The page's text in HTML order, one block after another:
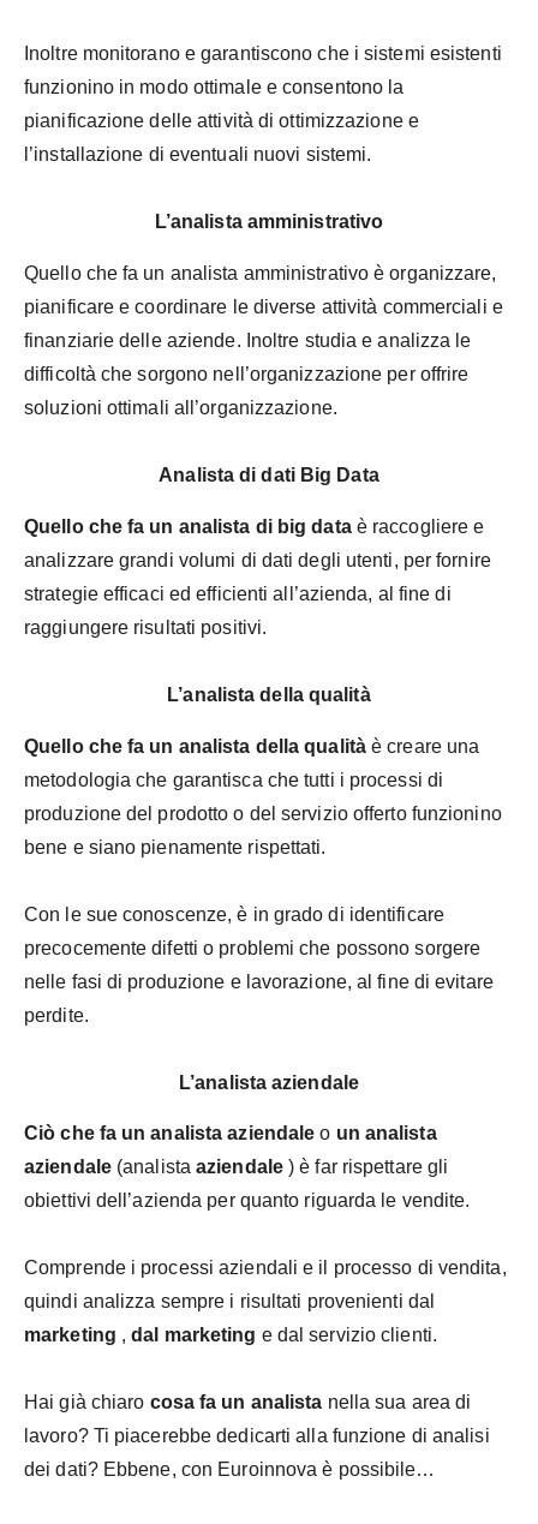
Inoltre monitorano e garantiscono che i sistemi esistenti
funzionino in modo ottimale e consentono la
pianificazione delle attività di ottimizzazione e
l’installazione di eventuali nuovi sistemi.
L’analista amministrativo
Quello che fa un analista amministrativo è organizzare,
pianificare e coordinare le diverse attività commerciali e
finanziarie delle aziende. Inoltre studia e analizza le
difficoltà che sorgono nell’organizzazione per offrire
soluzioni ottimali all’organizzazione.
Analista di dati Big Data
Quello che fa un analista di big dataè raccogliere e
analizzare grandi volumi di dati degli utenti, per fornire
strategie efficaci ed efficienti all’azienda, al fine di
raggiungere risultati positivi.
L’analista della qualità
Quello che fa un analista della qualitàè creare una
metodologia che garantisca che tutti i processi di
produzione del prodotto o del servizio offerto funzionino
bene e siano pienamente rispettati.
Con le sue conoscenze, è in grado di identificare
precocemente difetti o problemi che possono sorgere
nelle fasi di produzione e lavorazione, al fine di evitare
perdite.
L’analista aziendale
Ciò che fa un analista aziendale o un analista
aziendale(analistaaziendale) è far rispettare gli
obiettivi dell’azienda per quanto riguarda le vendite.
Comprende i processi aziendali e il processo di vendita,
quindi analizza sempre i risultati provenienti dal
marketing ,dal marketing e dal servizio clienti.
Hai già chiaro cosa fa un analista nella sua area di
lavoro? Ti piacerebbe dedicarti alla funzione di analisi
dei dati? Ebbene, con Euroinnova è possibile…